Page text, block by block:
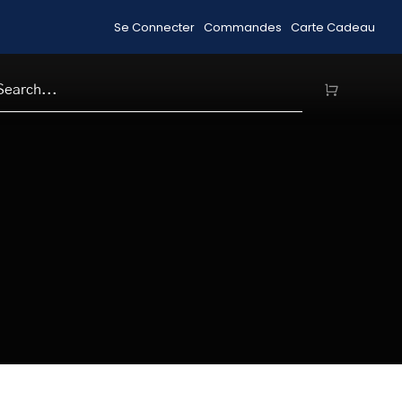
Acheter des Articles en Solde
Se Connecter Commandes Carte Cadeau